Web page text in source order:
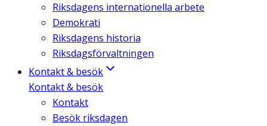
Riksdagens internationella arbete
Demokrati
Riksdagens historia
Riksdagsförvaltningen
Kontakt & besök
Kontakt & besök
Kontakt
Besök riksdagen